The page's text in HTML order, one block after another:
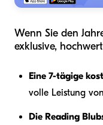
Wenn Sie den
exklusive,
Eine 7-tägige
volle Leistung
Die Reading